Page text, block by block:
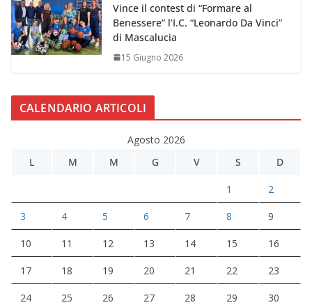
Vince il contest di “Formare al
Benessere” l’I.C. “Leonardo Da Vinci”
di Mascalucia
15 Giugno 2026
CALENDARIO ARTICOLI
Agosto 2026
L
M M G V S D
1 2
3 4 5 6 7 8 9
10 11 12 13 14 15 16
17 18 19 20 21 22 23
24 25 26 27 28 29 30